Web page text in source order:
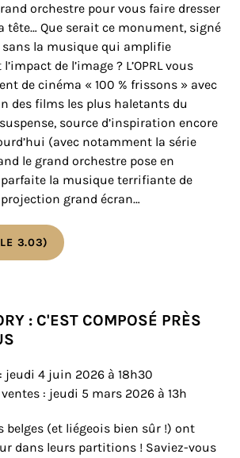
orchestre pour vous faire dresser
tête… Que serait ce monument, signé
sans la musique qui amplifie
de l’image ? L’OPRL vous
de cinéma « 100 % frissons » avec
des films les plus haletants du
source d’inspiration encore
(avec notamment la série
le grand orchestre pose en
la musique terrifiante de
grand écran…
3.03)
: C'EST COMPOSÉ PRÈS
jeudi 4 juin 2026 à 18h30
: jeudi 5 mars 2026 à 13h
belges (et liégeois bien sûr !) ont
dans leurs partitions ! Saviez-vous